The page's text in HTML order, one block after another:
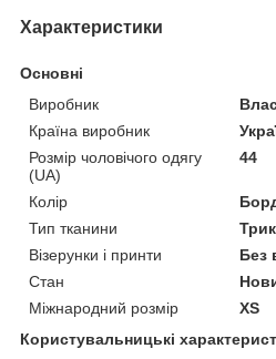
Характеристики
Основні
Виробник
Країна виробник
Розмір чоловічого одягу
(UA)
44
Колір
Тип тканини
Візерунки і принти
Без
Стан
Міжнародний розмір
XS
Користувальницькі